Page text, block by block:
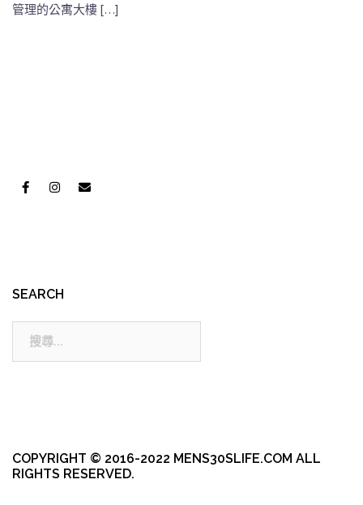
管理的公寓大樓 […]
SEARCH
COPYRIGHT © 2016-2022 MENS30SLIFE.COM ALL
RIGHTS RESERVED.